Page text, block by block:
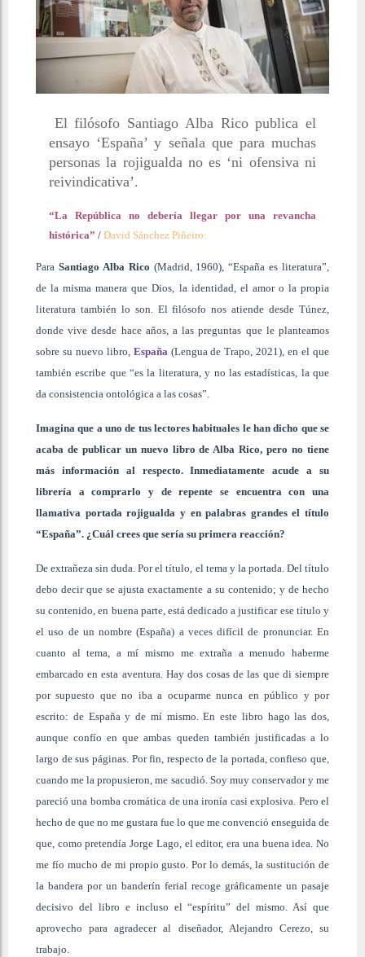
El filósofo Santiago Alba Rico publica el
ensayo ‘España’ y señala que para muchas
personas la rojigualda no es ‘ni ofensiva ni
reivindicativa’.
“La República no debería llegar por una revancha
histórica” / David Sánchez Piñeiro:
Para Santiago Alba Rico (Madrid, 1960), “España es literatura”,
de la misma manera que Dios, la identidad, el amor o la propia
literatura también lo son. El filósofo nos atiende desde Túnez,
donde vive desde hace años, a las preguntas que le planteamos
sobre su nuevo libro, España (Lengua de Trapo, 2021), en el que
también escribe que “es la literatura, y no las estadísticas, la que
da consistencia ontológica a las cosas”.
Imagina que a uno de tus lectores habituales le han dicho que se
acaba de publicar un nuevo libro de Alba Rico, pero no tiene
más información al respecto. Inmediatamente acude a su
librería a comprarlo y de repente se encuentra con una
llamativa portada rojigualda y en palabras grandes el título
“España”. ¿Cuál crees que sería su primera reacción?
De extrañeza sin duda. Por el título, el tema y la portada. Del título
debo decir que se ajusta exactamente a su contenido; y de hecho
su contenido, en buena parte, está dedicado a justificar ese título y
el uso de un nombre (España) a veces difícil de pronunciar. En
cuanto al tema, a mí mismo me extraña a menudo haberme
embarcado en esta aventura. Hay dos cosas de las que di siempre
por supuesto que no iba a ocuparme nunca en público y por
escrito: de España y de mí mismo. En este libro hago las dos,
aunque confío en que ambas queden también justificadas a lo
largo de sus páginas. Por fin, respecto de la portada, confieso que,
cuando me la propusieron, me sacudió. Soy muy conservador y me
pareció una bomba cromática de una ironía casi explosiva. Pero el
hecho de que no me gustara fue lo que me convenció enseguida de
que, como pretendía Jorge Lago, el editor, era una buena idea. No
me fío mucho de mi propio gusto. Por lo demás, la sustitución de
la bandera por un banderín ferial recoge gráficamente un pasaje
decisivo del libro e incluso el “espíritu” del mismo. Así que
aprovecho para agradecer al diseñador, Alejandro Cerezo, su
trabajo.